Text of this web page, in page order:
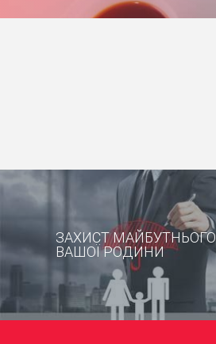
ЗАХИСТ МАЙБУТНЬОГО
ВАШОЇ РОДИНИ